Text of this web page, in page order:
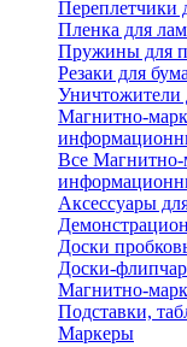
Пленка для
Пружины для
Резаки для
Уничтожители
Магнитно-
Все Магнитно-
Аксессуары
Доски
Доски-
Магнитно-
Подставки,
Маркеры